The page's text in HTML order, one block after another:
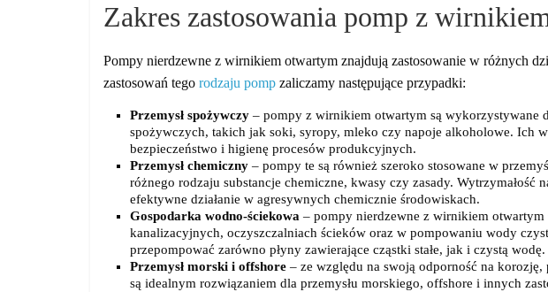
Zakres zastosowania pomp z
Pompy nierdzewne z wirnikiem otwartym znajdują zastosowanie w różnych
zastosowań tego rodzaju pomp zaliczamy następujące przypadki:
Przemysł spożywczy – pompy z wirnikiem otwartym są wykorzystywane
spożywczych, takich jak soki, syropy, mleko czy napoje alkoholowe. Ich
bezpieczeństwo i higienę procesów produkcyjnych.
Przemysł chemiczny – pompy te są również szeroko stosowane w
różnego rodzaju substancje chemiczne, kwasy czy zasady. Wytrzymałość
efektywne działanie w agresywnych chemicznie środowiskach.
Gospodarka wodno-ściekowa – pompy nierdzewne z wirnikiem otwartym
kanalizacyjnych, oczyszczalniach ścieków oraz w pompowaniu wody
przepompować zarówno płyny zawierające cząstki stałe, jak i czystą wodę.
Przemysł morski i offshore – ze względu na swoją odporność na
są idealnym rozwiązaniem dla przemysłu morskiego, offshore i innych